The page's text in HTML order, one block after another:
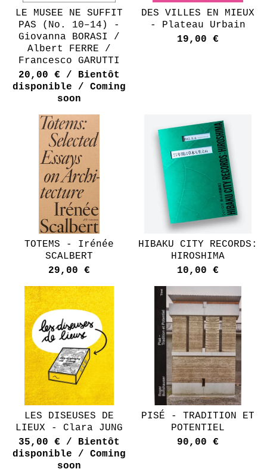
LE MUSEE NE SUFFIT
PAS (No. 10–14) -
Giovanna BORASI /
Albert FERRE /
Francesco GARUTTI
20,00 €
/ Bientôt
disponible / Coming
soon
DES VILLES EN MIEUX
- Plateau Urbain
19,00 €
TOTEMS - Irénée
SCALBERT
29,00 €
HIBAKU CITY RECORDS:
HIROSHIMA
10,00 €
LES DISEUSES DE
LIEUX - Clara JUNG
35,00 €
/ Bientôt
disponible / Coming
soon
PISÉ - TRADITION ET
POTENTIEL
90,00 €